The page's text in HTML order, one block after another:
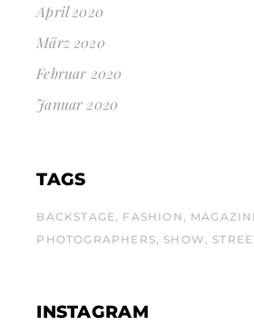
April 2020
März 2020
Februar 2020
Januar 2020
TAGS
BACKSTAGE FASHION
PHOTOGRAPHERS
SHOW
INSTAGRAM